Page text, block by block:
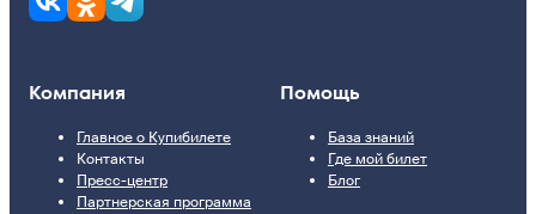
Компания
Главное о Купибилете
Контакты
Пресс-центр
Партнерская программа
Помощь
База знаний
Где мой билет
Блог